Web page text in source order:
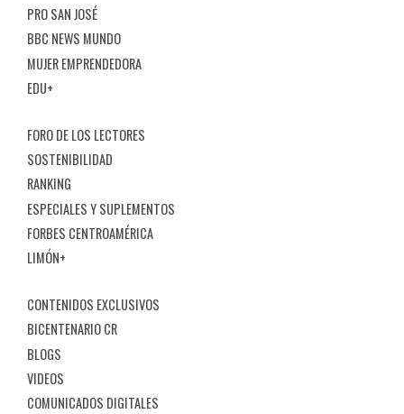
PRO SAN JOSÉ
BBC NEWS MUNDO
MUJER EMPRENDEDORA
EDU+
FORO DE LOS LECTORES
SOSTENIBILIDAD
RANKING
ESPECIALES Y SUPLEMENTOS
FORBES CENTROAMÉRICA
LIMÓN+
CONTENIDOS EXCLUSIVOS
BICENTENARIO CR
BLOGS
VIDEOS
COMUNICADOS DIGITALES